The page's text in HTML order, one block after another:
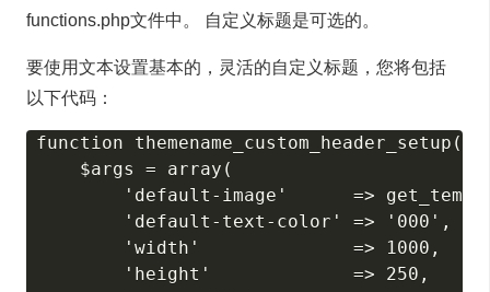
functions.php文件中。 自定义标题是可选的。
要使用文本设置基本的，灵活的自定义标题，您将包括
以下代码：
function themename_custom_header_setup()
    $args = array(
'default-image'      =>
        'default-text-color' => '000',
        'width'              => 1000,
        'height'             => 250,